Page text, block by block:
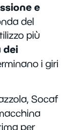
e
del
più
dei
i giri
Socaf
per